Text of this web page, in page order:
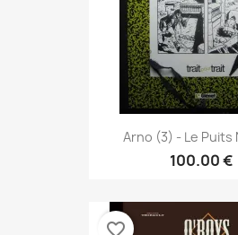
Arno (3) - Le Puits
100.00 €
favorite_border